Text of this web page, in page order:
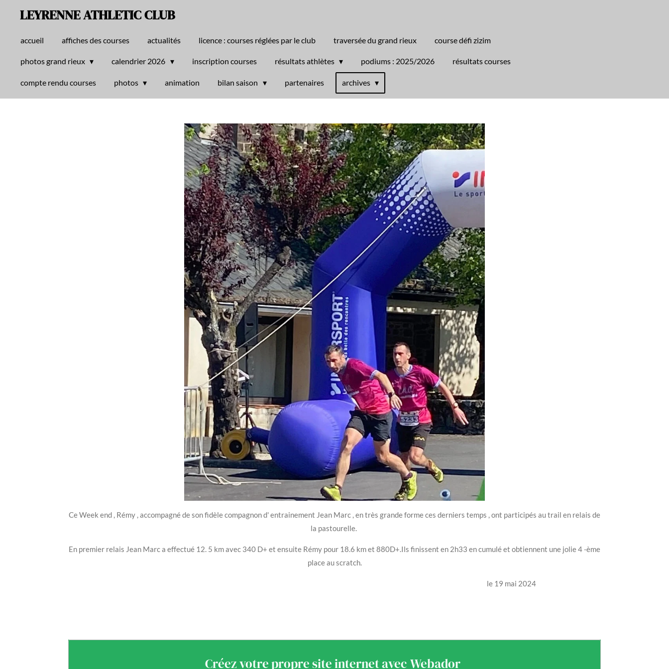
Passer
contenu
LEYRENNE ATHLETIC CLUB
accueil affiches des courses actualités licence : courses réglées par le club traversée du grand rieux course défi zizim
photos grand rieux calendrier 2026 inscription courses résultats athlètes podiums : 2025/2026 résultats courses
compte rendu courses photos animation bilan saison partenaires archives
Ce Week end , Rémy , accompagné de son fidèle compagnon d' entrainement Jean Marc , en très grande forme ces derniers temps , ont participés au trail en relais de
la pastourelle.
En premier relais Jean Marc a effectué 12. 5 km avec 340 D+ et ensuite Rémy pour 18.6 km et 880D+.Ils finissent en 2h33 en cumulé et obtiennent une jolie 4 -ème
place au scratch.
le 19 mai 2024
Créez votre propre site internet avec Webador